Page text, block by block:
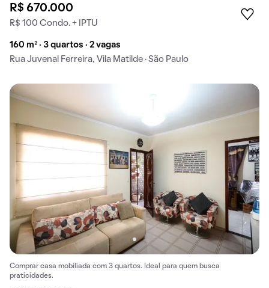
R$ 670.000
R$ 100 Condo. + IPTU
160 m² · 3 quartos · 2 vagas
Rua Juvenal Ferreira, Vila Matilde · São Paulo
Comprar casa mobiliada com 3 quartos. Ideal para quem busca
praticidades.